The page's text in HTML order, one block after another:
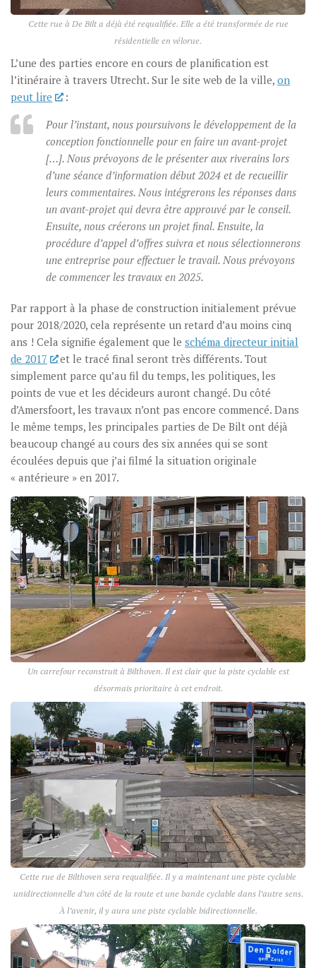
Cette rue à De Bilt a déjà été requalifiée. Elle a été transformée de rue
résidentielle en vélorue.
L’une des parties encore en cours de planification est
l’itinéraire à travers Utrecht. Sur le site web de la ville, on
peut lire
:
Pour l’instant, nous poursuivons le développement de la
conception fonctionnelle pour en faire un avant-projet
[…]. Nous prévoyons de le présenter aux riverains lors
d’une séance d’information début 2024 et de recueillir
leurs commentaires. Nous intégrerons les réponses dans
un avant-projet qui devra être approuvé par le conseil.
Ensuite, nous créerons un projet final. Ensuite, la
procédure d’appel d’offres suivra et nous sélectionnerons
une entreprise pour effectuer le travail. Nous prévoyons
de commencer les travaux en 2025.
Par rapport à la phase de construction initialement prévue
pour 2018/2020, cela représente un retard d’au moins cinq
ans ! Cela signifie également que le schéma directeur initial
de 2017
et le tracé final seront très différents. Tout
simplement parce qu’au fil du temps, les politiques, les
points de vue et les décideurs auront changé. Du côté
d’Amersfoort, les travaux n’ont pas encore commencé. Dans
le même temps, les principales parties de De Bilt ont déjà
beaucoup changé au cours des six années qui se sont
écoulées depuis que j’ai filmé la situation originale
« antérieure » en 2017.
Un carrefour reconstruit à Bilthoven. Il est clair que la piste cyclable est
désormais prioritaire à cet endroit.
Cette rue de Bilthoven sera requalifiée. Il y a maintenant une piste cyclable
unidirectionnelle d’un côté de la route et une bande cyclable dans l’autre sens.
À l’avenir, il y aura une piste cyclable bidirectionnelle.